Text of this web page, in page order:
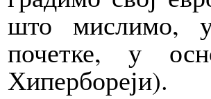
што мислимо,
почетке, у
Хипербореји).